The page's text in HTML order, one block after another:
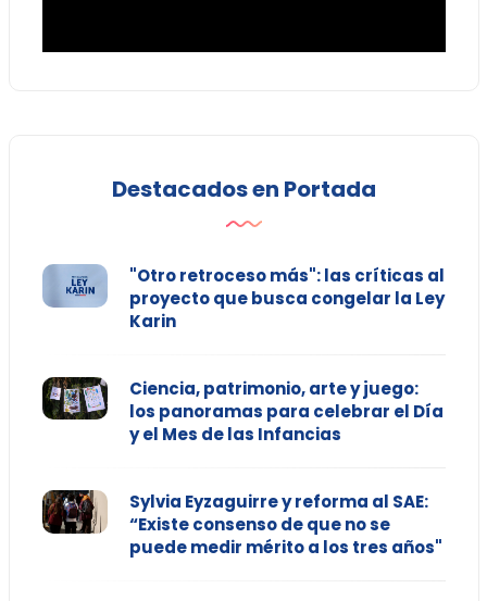
Destacados en Portada
"Otro retroceso más": las críticas al
proyecto que busca congelar la Ley
Karin
Ciencia, patrimonio, arte y juego:
los panoramas para celebrar el Día
y el Mes de las Infancias
Sylvia Eyzaguirre y reforma al SAE:
“Existe consenso de que no se
puede medir mérito a los tres años"